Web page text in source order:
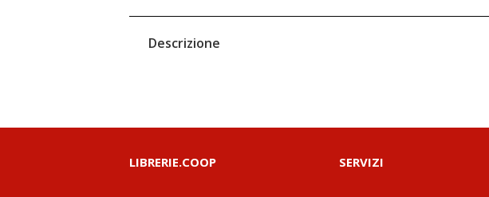
Descrizione
LIBRERIE.COOP SERVIZI